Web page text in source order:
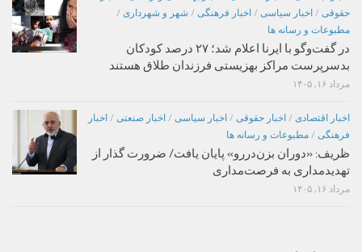
حقوقی / اخبار سیاسی / اخبار فرهنگی / شهر و شهرداری /
مطبوعات و رسانه ها
در گفت‌وگو با ایرنا اعلام شد؛ ۲۷ درصد کودکان
بدسرپرست مراکز بهزیستی فرزندان طلاق هستند
مرداد ۱۶, ۱۴۰۵
اخبار اقتصادی / اخبار حقوقی / اخبار سیاسی / اخبار صنعتی / اخبار
فرهنگی / مطبوعات و رسانه ها
ظریف: «دوران بزن‌دررو» پایان یافت/ ضرورت گذار از
تهدیدمداری به فرصت‌مداری
مرداد ۱۶, ۱۴۰۵